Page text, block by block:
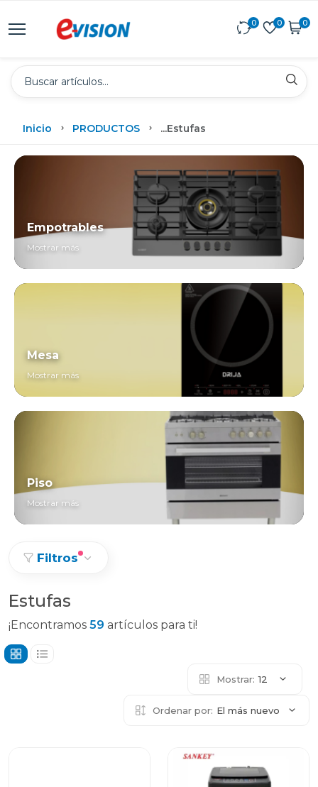
0 0 0
Inicio PRODUCTOS ...Estufas
Empotrables
Mostrar más
Mesa
Mostrar más
Piso
Mostrar más
Filtros
Estufas
¡Encontramos 59 artículos para ti!
Mostrar: 12
Ordenar por: El más nuevo